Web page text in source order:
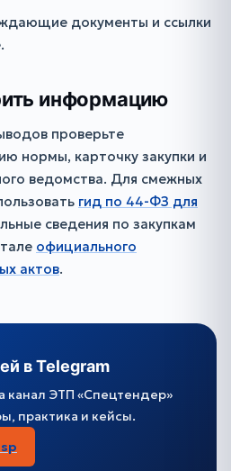
документы и ссылки
информацию
проверьте
нормы, карточку закупки и
ведомства. Для смежных
гид по 44-ФЗ для
сведения по закупкам
официального
актов.
в Telegram
канал ЭТП «Спецтендер»
практика и кейсы.